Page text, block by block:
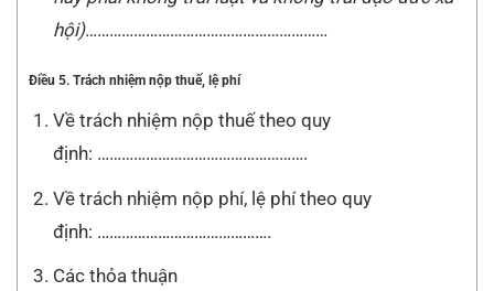
hội)……………………………………………………
Điều 5. Trách nhiệm nộp thuế, lệ phí
Về trách nhiệm nộp thuế theo quy
định: …………………………………………….
Về trách nhiệm nộp phí, lệ phí theo quy
định: …………………………………….
Các thỏa thuận